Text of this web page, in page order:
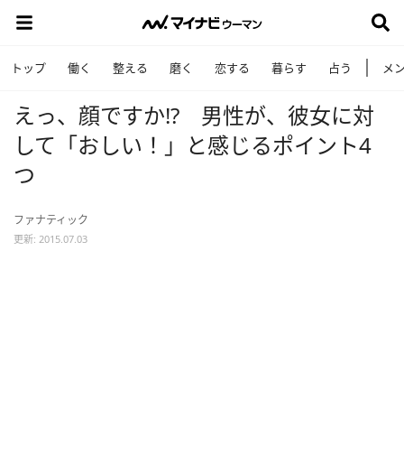
トップ 働く 整える 磨く 恋する 暮らす 占う メ
えっ、顔ですか!? 男性が、彼女に対
して「おしい！」と感じるポイント4
つ
ファナティック
更新: 2015.07.03